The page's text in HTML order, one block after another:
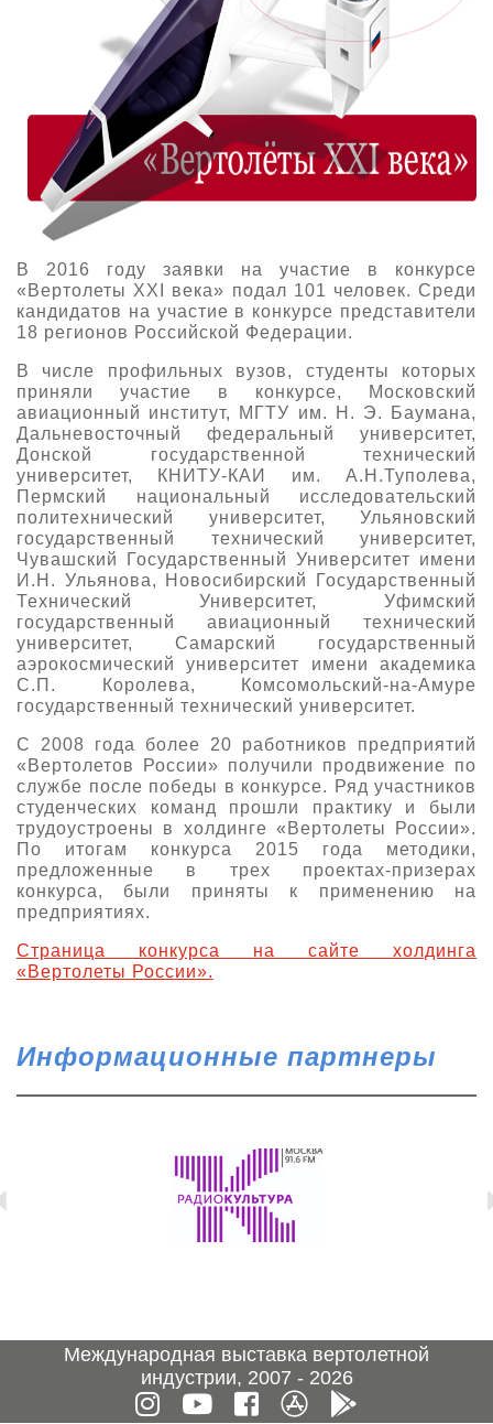
В 2016 году заявки на участие в конкурсе
«Вертолеты XXI века» подал 101 человек. Среди
кандидатов на участие в конкурсе представители
18 регионов Российской Федерации.
В числе профильных вузов, студенты которых
приняли участие в конкурсе, Московский
авиационный институт, МГТУ им. Н. Э. Баумана,
Дальневосточный федеральный университет,
Донской государственной технический
университет, КНИТУ-КАИ им. А.Н.Туполева,
Пермский национальный исследовательский
политехнический университет, Ульяновский
государственный технический университет,
Чувашский Государственный Университет имени
И.Н. Ульянова, Новосибирский Государственный
Технический Университет, Уфимский
государственный авиационный технический
университет, Самарский государственный
аэрокосмический университет имени академика
С.П. Королева, Комсомольский-на-Амуре
государственный технический университет.
С 2008 года более 20 работников предприятий
«Вертолетов России» получили продвижение по
службе после победы в конкурсе. Ряд участников
студенческих команд прошли практику и были
трудоустроены в холдинге «Вертолеты России».
По итогам конкурса 2015 года методики,
предложенные в трех проектах-призерах
конкурса, были приняты к применению на
предприятиях.
Страница конкурса на сайте холдинга
«Вертолеты России».
Информационные партнеры
Международная выставка вертолетной
индустрии, 2007 - 2026